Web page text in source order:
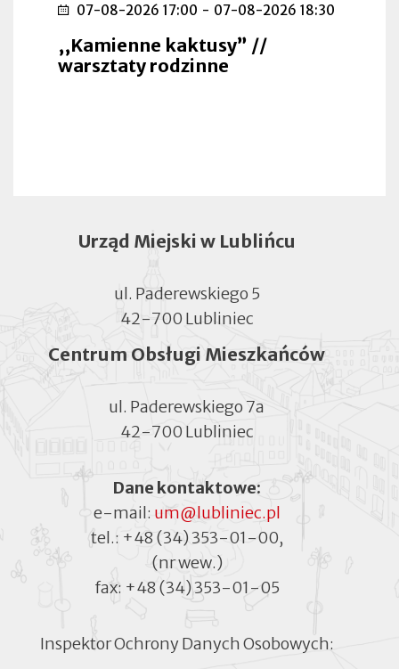
07-08-2026 17:00 - 07-08-2026 18:30
,,Kamienne kaktusy” //
warsztaty rodzinne
Urząd Miejski w Lublińcu
ul. Paderewskiego 5
42-700 Lubliniec
Centrum Obsługi Mieszkańców
ul. Paderewskiego 7a
42-700 Lubliniec
Dane kontaktowe:
e-mail: um@lubliniec.pl
tel.: +48 (34) 353-01-00,
(nr wew.)
fax: +48 (34) 353-01-05
Inspektor Ochrony Danych Osobowych: